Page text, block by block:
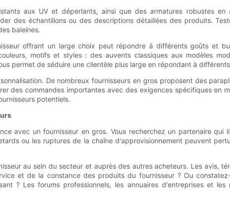
aux UV et déperlants, ainsi que des armatures robustes
des échantillons ou des descriptions détaillées des produits.
baleines.
offrant un large choix peut répondre à différents goûts et
motifs et styles : des auvents classiques aux modèles
permet de séduire une clientèle plus large en répondant à
De nombreux fournisseurs en gros proposent des
des commandes importantes avec des exigences spécifiques en
potentiels.
avec un fournisseur en gros. Vous recherchez un partenaire
ou les ruptures de la chaîne d'approvisionnement peuvent
au sein du secteur et auprès des autres acheteurs. Les avis,
et de la constance des produits du fournisseur ? Ou
? Les forums professionnels, les annuaires d'entreprises et